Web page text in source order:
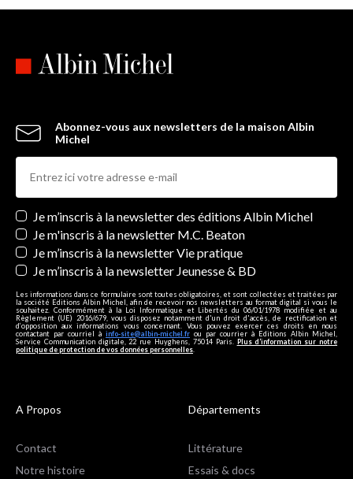
Abonnez-vous aux newsletters de la maison Albin
Michel
Newsletters
Je m’inscris à la newsletter des éditions Albin Michel
Je m'inscris à la newsletter M.C. Beaton
Je m’inscris à la newsletter Vie pratique
Je m’inscris à la newsletter Jeunesse & BD
Les informations dans ce formulaire sont toutes obligatoires, et sont collectées et traitées par
la société Editions Albin Michel, afin de recevoir nos newsletters au format digital si vous le
souhaitez. Conformément à la Loi Informatique et Libertés du 06/01/1978 modifiée et au
Règlement (UE) 2016/679, vous disposez notamment d'un droit d'accès, de rectification et
d’opposition aux informations vous concernant. Vous pouvez exercer ces droits en nous
contactant par courriel à info-site@albin-michel.fr ou par courrier à Editions Albin Michel,
Service Communication digitale, 22 rue Huyghens, 75014 Paris. Plus d’information sur notre
politique de protection de vos données personnelles
A Propos
Contact
Notre histoire
Départements
Littérature
Essais & docs